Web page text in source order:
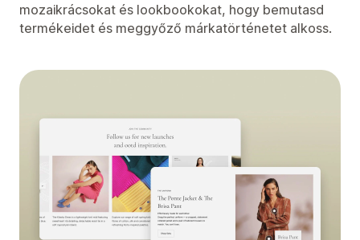
mozaikrácsokat és lookbookokat, hogy bemutasd
termékeidet és meggyőző márkatörténetet alkoss.